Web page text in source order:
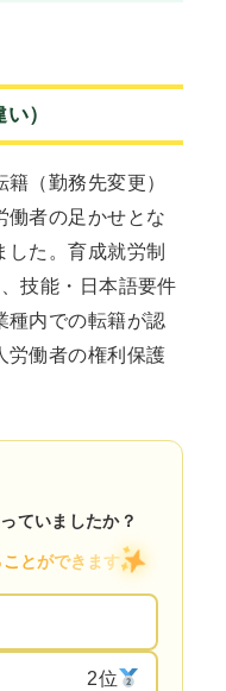
）
（勤務先変更）
働者の足かせとな
した。育成就労制
技能・日本語要件
種内での転籍が認
労働者の権利保護
ていましたか？
とができます
2位